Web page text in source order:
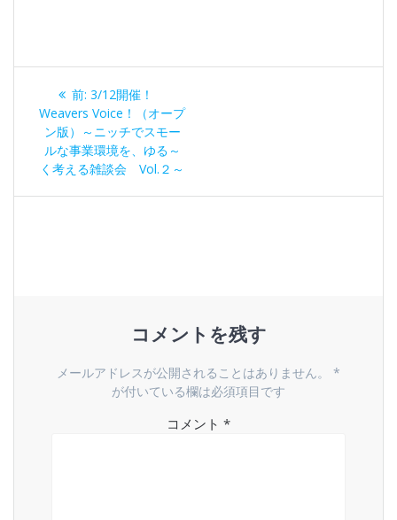
稿
ナ
ビ
前: 過
去
の
投
稿:
3/12開催！
Weavers Voice！（オープ
ン版）～ニッチでスモー
ルな事業環境を、ゆる～
く考える雑談会 Vol.２～
コメントを残す
メールアドレスが公開されることはありません。
*
が付いている欄は必須項目です
コメント *